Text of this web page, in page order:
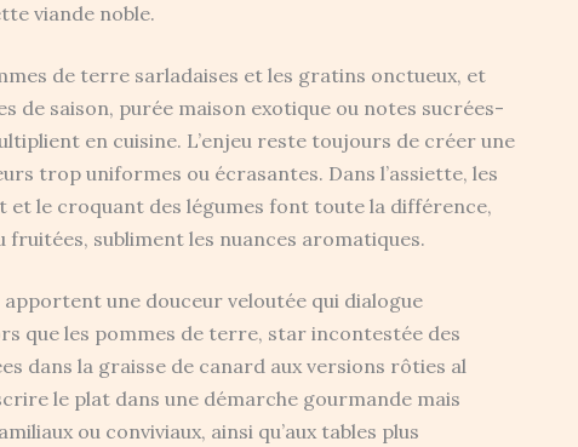
viande noble.
de terre sarladaises et les gratins onctueux, et
de saison, purée maison exotique ou notes sucrées-
en cuisine. L’enjeu reste toujours de créer une
trop uniformes ou écrasantes. Dans l’assiette, les
le croquant des légumes font toute la différence,
fruitées, subliment les nuances aromatiques.
une douceur veloutée qui dialogue
que les pommes de terre, star incontestée des
dans la graisse de canard aux versions rôties al
le plat dans une démarche gourmande mais
ou conviviaux, ainsi qu’aux tables plus